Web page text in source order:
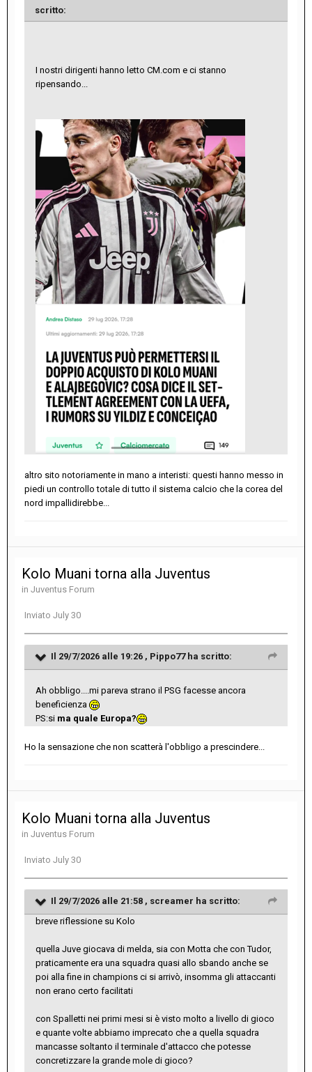
scritto:
I nostri dirigenti hanno letto CM.com e ci stanno
ripensando...
altro sito notoriamente in mano a interisti: questi hanno messo in
piedi un controllo totale di tutto il sistema calcio che la corea del
nord impallidirebbe...
Kolo Muani torna alla Juventus
in Juventus Forum
Inviato July 30
Il 29/7/2026 alle 19:26 , Pippo77ha scritto:
Ah obbligo....mi pareva strano il PSG facesse ancora
beneficienza
PS:si ma quale Europa?
Ho la sensazione che non scatterà l'obbligo a prescindere...
Kolo Muani torna alla Juventus
in Juventus Forum
Inviato July 30
Il 29/7/2026 alle 21:58 , screamer ha scritto:
breve riflessione su Kolo
quella Juve giocava di melda, sia con Motta che con Tudor,
praticamente era una squadra quasi allo sbando anche se
poi alla fine in champions ci si arrivò, insomma gli attaccanti
non erano certo facilitati
con Spalletti nei primi mesi si è visto molto a livello di gioco
e quante volte abbiamo imprecato che a quella squadra
mancasse soltanto il terminale d'attacco che potesse
concretizzare la grande mole di gioco?